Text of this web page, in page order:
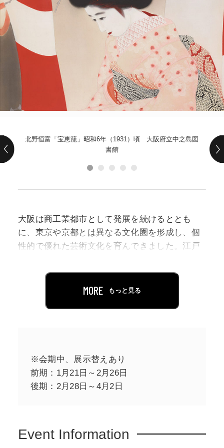
COMPANY
北野恒富「宝恵籠」昭和6年（1931）頃 大阪府立中之島図
書館
大阪は商工業都市として発展を続けるととも
に、東京や京都とは異なる文化圏を形成し、個
性的で優れた芸術文化を育んできました。江戸
文化に支えられ、伝統にとらわれない自由闊達
な表現が多彩かつ大きく花開いたといえます。
そん）など、多くの画家が個性豊かな作品を生
み出しました。
本展は、明治から昭和に至る近代大阪の日本画
にも目を向けることで、個々の作品の魅力や画
MORE もっと見る
※会期中、展示替えあり
前期：1月21日～2月26日
後期：2月28日～4月2日
Event Information